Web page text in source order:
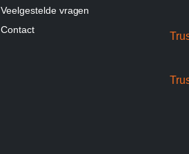
Veelgestelde vragen
Contact